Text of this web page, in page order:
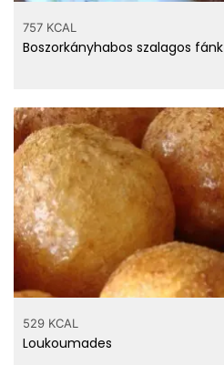
757 KCAL
Boszorkányhabos szalagos fánk
529 KCAL
Loukoumades